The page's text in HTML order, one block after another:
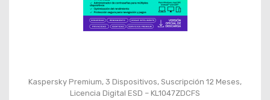
Kaspersky Premium, 3 Dispositivos, Suscripción 12 Meses,
Licencia Digital ESD – KL1047ZDCFS